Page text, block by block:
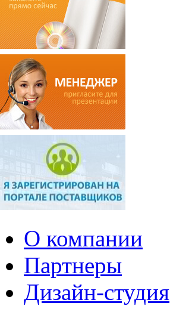
О компании
Партнеры
Дизайн-студия